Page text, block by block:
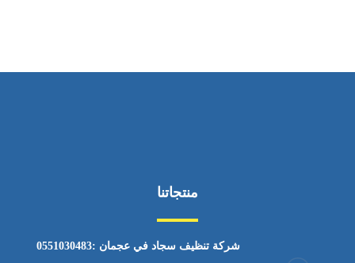
منتجاتنا
شركة تنظيف سجاد في عجمان :0551030483